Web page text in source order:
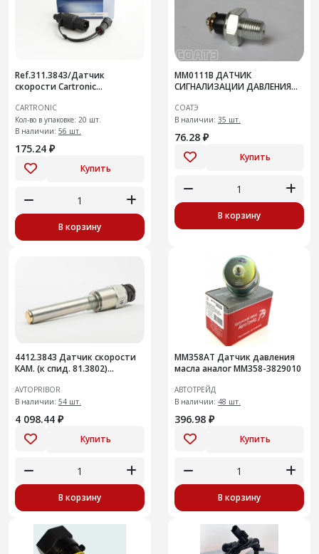
Ref.311.3843/Датчик
скорости Cartronic
(10702070/12082
CARTRONIC
Кол-во в упаковке: 20 шт.
В наличии: 56 шт.
175.24 ₽
Купить
В корзину
ММ0111В ДАТЧИК
СИГНАЛИЗАЦИИ ДАВЛЕНИЯ
СОАТЭ
В наличии: 35 шт.
76.28 ₽
Купить
В корзину
4412.3843 Датчик скорости
КАМ. (к спид. 81.3802)
AVTOPRIBOR
В наличии: 54 шт.
4 098.44 ₽
Купить
В корзину
ММ358АТ Датчик давления
масла аналог ММ358-3829010
АВТОТРЕЙД
В наличии: 48 шт.
396.98 ₽
Купить
В корзину